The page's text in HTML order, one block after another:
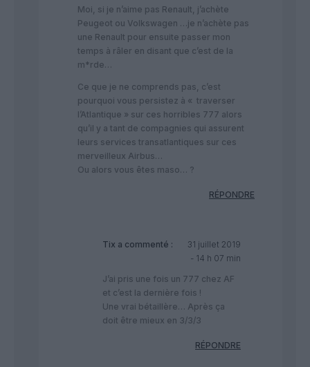
Moi, si je n’aime pas Renault, j’achète
Peugeot ou Volkswagen …je n’achète pas
une Renault pour ensuite passer mon
temps à râler en disant que c’est de la
m*rde…
Ce que je ne comprends pas, c’est
pourquoi vous persistez à « traverser
l’Atlantique » sur ces horribles 777 alors
qu’il y a tant de compagnies qui assurent
leurs services transatlantiques sur ces
merveilleux Airbus…
Ou alors vous êtes maso… ?
RÉPONDRE
Tix a commenté :
31 juillet 2019
- 14 h 07 min
J’ai pris une fois un 777 chez AF
et c’est la dernière fois !
Une vrai bétaillère… Après ça
doit être mieux en 3/3/3
RÉPONDRE